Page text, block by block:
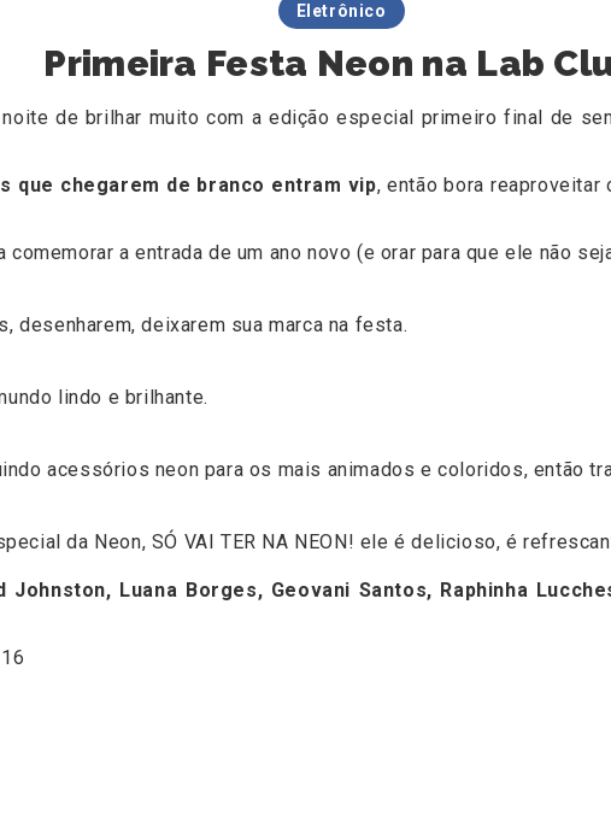
Eletrônico
Primeira Festa Neon na Lab
noite de brilhar muito com a edição especial primeiro final de
que chegarem de branco entram vip, então bora
comemorar a entrada de um ano novo (e orar para que ele não
desenharem, deixarem sua marca na festa.
lindo e brilhante.
acessórios neon para os mais animados e coloridos, então
da Neon, SÓ VAI TER NA NEON! ele é delicioso, é
Johnston, Luana Borges, Geovani Santos, Raphinha